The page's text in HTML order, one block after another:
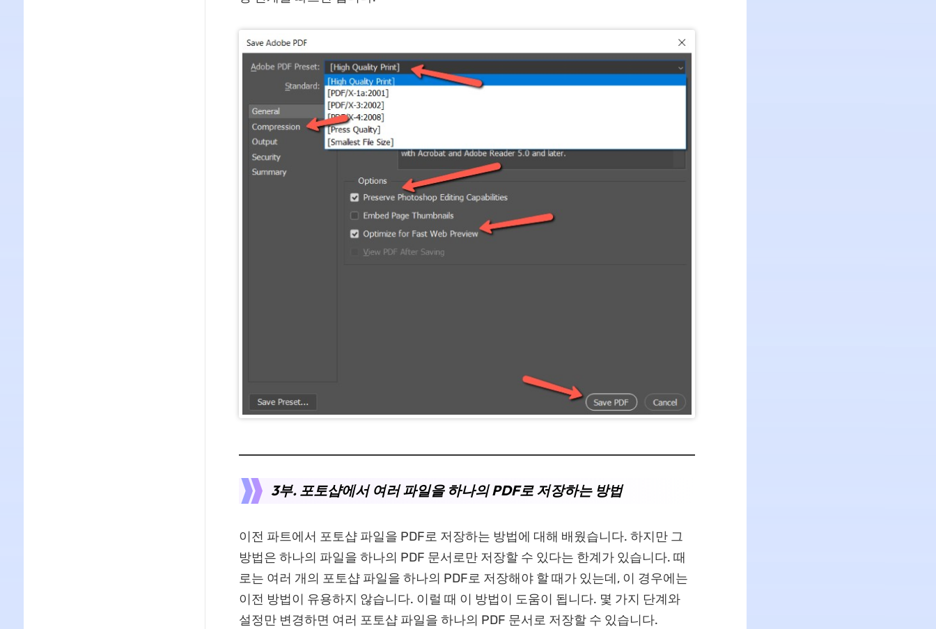
3부. 포토샵에서 여러 파일을 하나의 PDF로 저장하는 방법
이전 파트에서 포토샵 파일을 PDF로 저장하는 방법에 대해 배웠습니다. 하지만 그
방법은 하나의 파일을 하나의 PDF 문서로만 저장할 수 있다는 한계가 있습니다. 때
로는 여러 개의 포토샵 파일을 하나의 PDF로 저장해야 할 때가 있는데, 이 경우에는
이전 방법이 유용하지 않습니다. 이럴 때 이 방법이 도움이 됩니다. 몇 가지 단계와
설정만 변경하면 여러 포토샵 파일을 하나의 PDF 문서로 저장할 수 있습니다.